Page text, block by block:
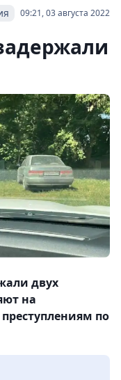
09:21, 03 августа 2022
двух
на
по